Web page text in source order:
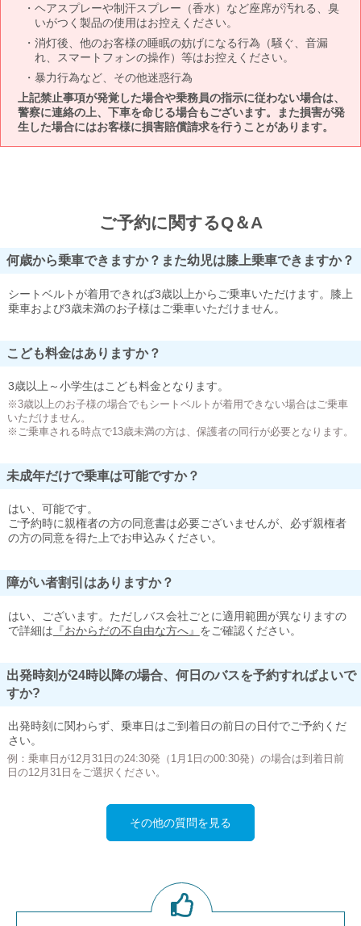
ヘアスプレーや制汗スプレー（香水）など座席が汚れる、臭
いがつく製品の使用はお控えください。
消灯後、他のお客様の睡眠の妨げになる行為（騒ぐ、音漏
れ、スマートフォンの操作）等はお控えください。
暴力行為など、その他迷惑行為
上記禁止事項が発覚した場合や乗務員の指示に従わない場合は、
警察に連絡の上、下車を命じる場合もございます。また損害が発
生した場合にはお客様に損害賠償請求を行うことがあります。
ご予約に関するQ＆A
何歳から乗車できますか？また幼児は膝上乗車できますか？
シートベルトが着用できれば3歳以上からご乗車いただけます。膝上
乗車および3歳未満のお子様はご乗車いただけません。
こども料金はありますか？
3歳以上～小学生はこども料金となります。
※3歳以上のお子様の場合でもシートベルトが着用できない場合はご乗車
いただけません。
※ご乗車される時点で13歳未満の方は、保護者の同行が必要となります。
未成年だけで乗車は可能ですか？
はい、可能です。
ご予約時に親権者の方の同意書は必要ございませんが、必ず親権者
の方の同意を得た上でお申込みください。
障がい者割引はありますか？
はい、ございます。ただしバス会社ごとに適用範囲が異なりますの
で詳細は 『おからだの不自由な方へ』 をご確認ください。
出発時刻が24時以降の場合、何日のバスを予約すればよいで
すか?
出発時刻に関わらず、乗車日はご到着日の前日の日付でご予約くだ
さい。
例：乗車日が12月31日の24:30発（1月1日の00:30発）の場合は到着日前
日の12月31日をご選択ください。
その他の質問を見る